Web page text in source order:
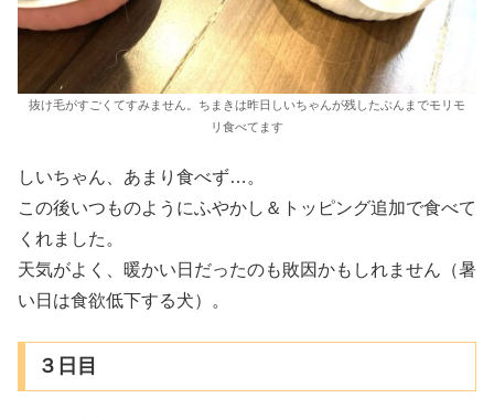
抜け毛がすごくてすみません。ちまきは昨日しいちゃんが残したぶんまでモリモ
リ食べてます
しいちゃん、あまり食べず…。
この後いつものようにふやかし＆トッピング追加で食べて
くれました。
天気がよく、暖かい日だったのも敗因かもしれません（暑
い日は食欲低下する犬）。
３日目